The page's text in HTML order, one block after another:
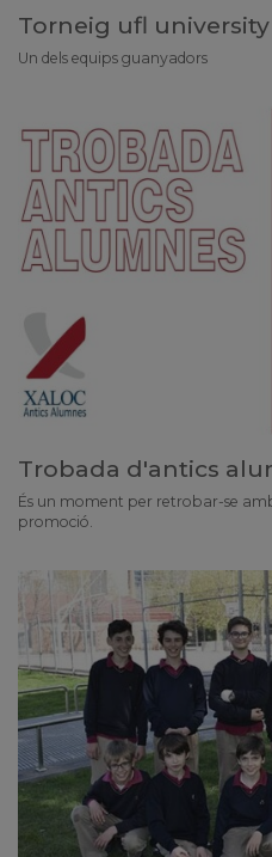
Torneig ufl
Un dels equips guanyadors
Trobada d'antics
És un moment per retrobar-se
promoció.